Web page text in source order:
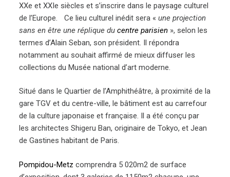
XXe et XXIe siècles et s’inscrire dans le paysage culturel
de l’Europe. Ce lieu culturel inédit sera « une projection
sans en être une réplique ducentre parisien », selon les
termes d’Alain Seban, son président. Il répondra
notamment au souhait affirmé de mieux diffuser les
collections du Musée national d’art moderne.
Situé dans le Quartier de l’Amphithéâtre, à proximité de la
gare TGV et du centre-ville, le bâtiment est au carrefour
de la culture japonaise et française. Il a été conçu par
les architectes Shigeru Ban, originaire de Tokyo, et Jean
de Gastines habitant de Paris.
Pompidou-Metz comprendra 5 020m2 de surface